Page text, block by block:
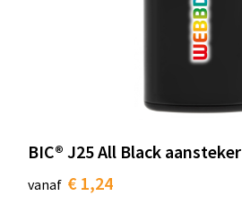
BIC® J25 All Black aansteker
vanaf € 1,24